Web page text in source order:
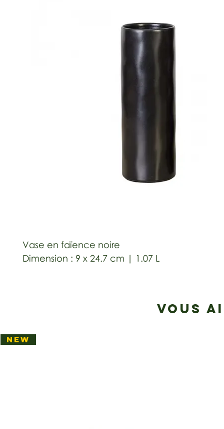
Vase en faïence noire
Dimension : 9 x 24.7 cm | 1.07 L
VOUS
NEW